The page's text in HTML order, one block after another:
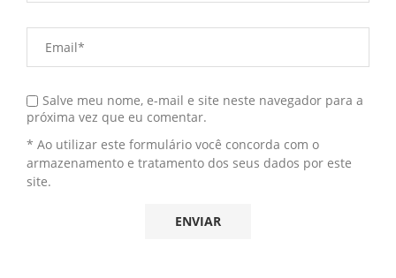
Salve meu nome, e-mail e site neste navegador para a
próxima vez que eu comentar.
* Ao utilizar este formulário você concorda com o
armazenamento e tratamento dos seus dados por este
site.